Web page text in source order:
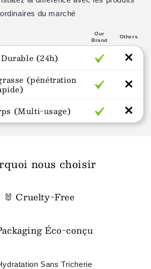
ordinaires du marché
Our
Brand
Others
(24h)
(pénétration
(Multi-usage)
nous choisir
🐰 Cruelty-Free
Éco-conçu
Sans Tricherie